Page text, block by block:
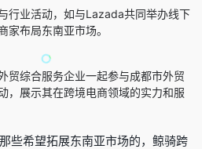
行业活动，如与Lazada共同举办线下
家布局东南亚市场。
贸综合服务企业一起参与成都市外贸
，展示其在跨境电商领域的实力和服
些希望拓展东南亚市场的，鲸骑跨